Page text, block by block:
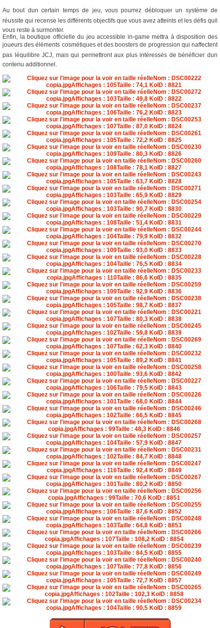
Au bout dun certain temps de jeu, vous pourrez débloquer un système de
réussite qui recense les différents objectifs que vous avez atteints et les défis quil
vous reste à surmonter.
Enfin, la boutique officielle du jeu accessible in-game mettra à disposition des
joueurs des éléments cosmétiques et des boosters de progression qui naffectent
pas léquilibre JCJ, mais qui permettront aux plus intéressés de bénéficier dun
contenu additionnel.